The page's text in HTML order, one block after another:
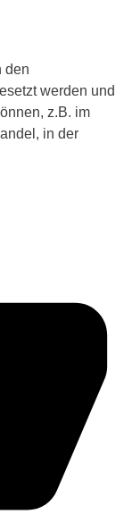
den
werden und
z.B. im
in der